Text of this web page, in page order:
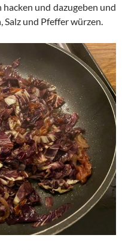
und dazugeben und
Salz und Pfeffer würzen.